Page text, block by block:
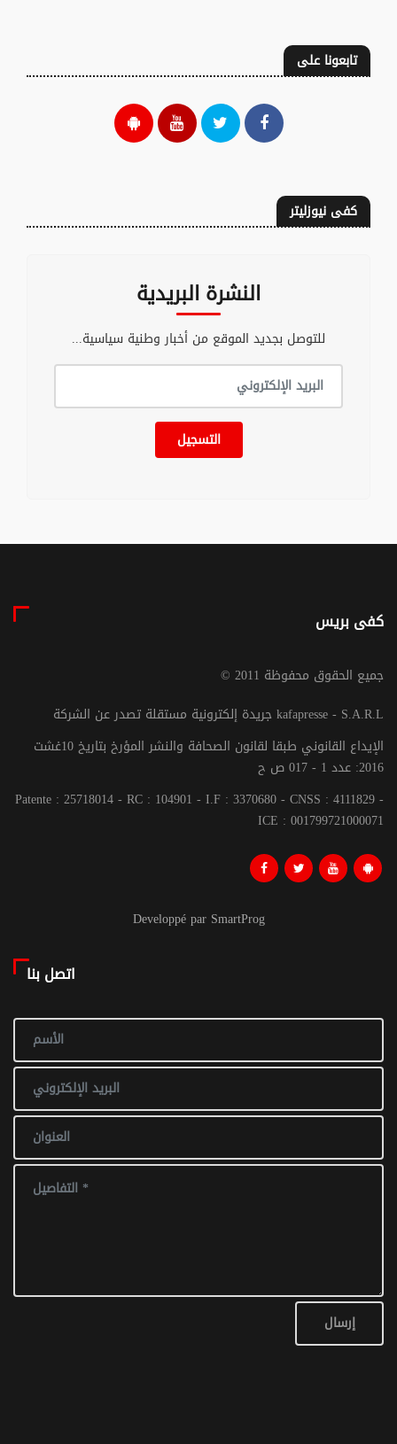
تابعونا على
كفى نيوزليتر
النشرة البريدية
للتوصل بجديد الموقع من أخبار وطنية سياسية...
التسجيل
كفى بريس
© جميع الحقوق محفوظة 2011
جريدة إلكترونية مستقلة تصدر عن الشركة kafapresse - S.A.R.L
الإيداع القانوني طبقا لقانون الصحافة والنشر المؤرخ بتاريخ 10غشت
2016: عدد 1 - 017 ص ح
Patente : 25718014 - RC : 104901 - I.F : 3370680 - CNSS : 4111829 -
ICE : 001799721000071
Developpé par SmartProg
اتصل بنا